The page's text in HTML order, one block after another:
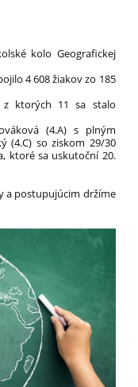
kolo Geografickej
4 608 žiakov zo 185
z ktorých 11 sa stalo
(4.A) s plným
(4.C) so ziskom 29/30
ktoré sa uskutoční 20.
a postupujúcim držíme